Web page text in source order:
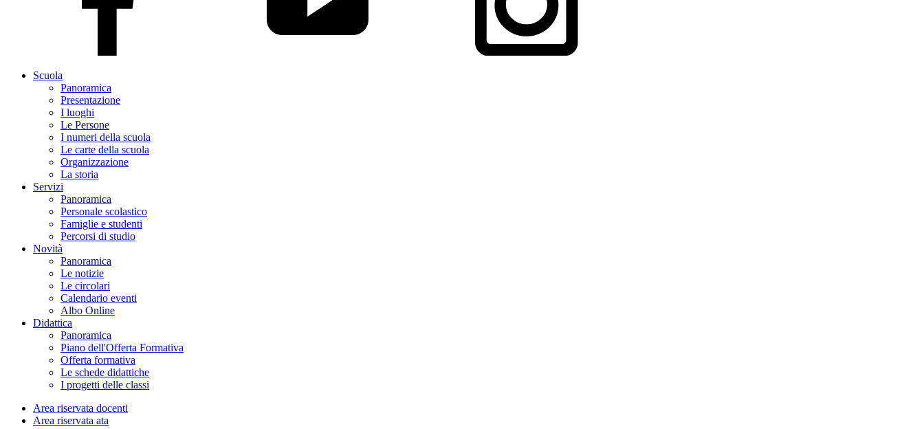
Scuola
Panoramica
Presentazione
I luoghi
Le Persone
I numeri della scuola
Le carte della scuola
Organizzazione
La storia
Servizi
Panoramica
Personale scolastico
Famiglie e studenti
Percorsi di studio
Novità
Panoramica
Le notizie
Le circolari
Calendario eventi
Albo Online
Didattica
Panoramica
Piano dell'Offerta Formativa
Offerta formativa
Le schede didattiche
I progetti delle classi
Area riservata docenti
Area riservata ata